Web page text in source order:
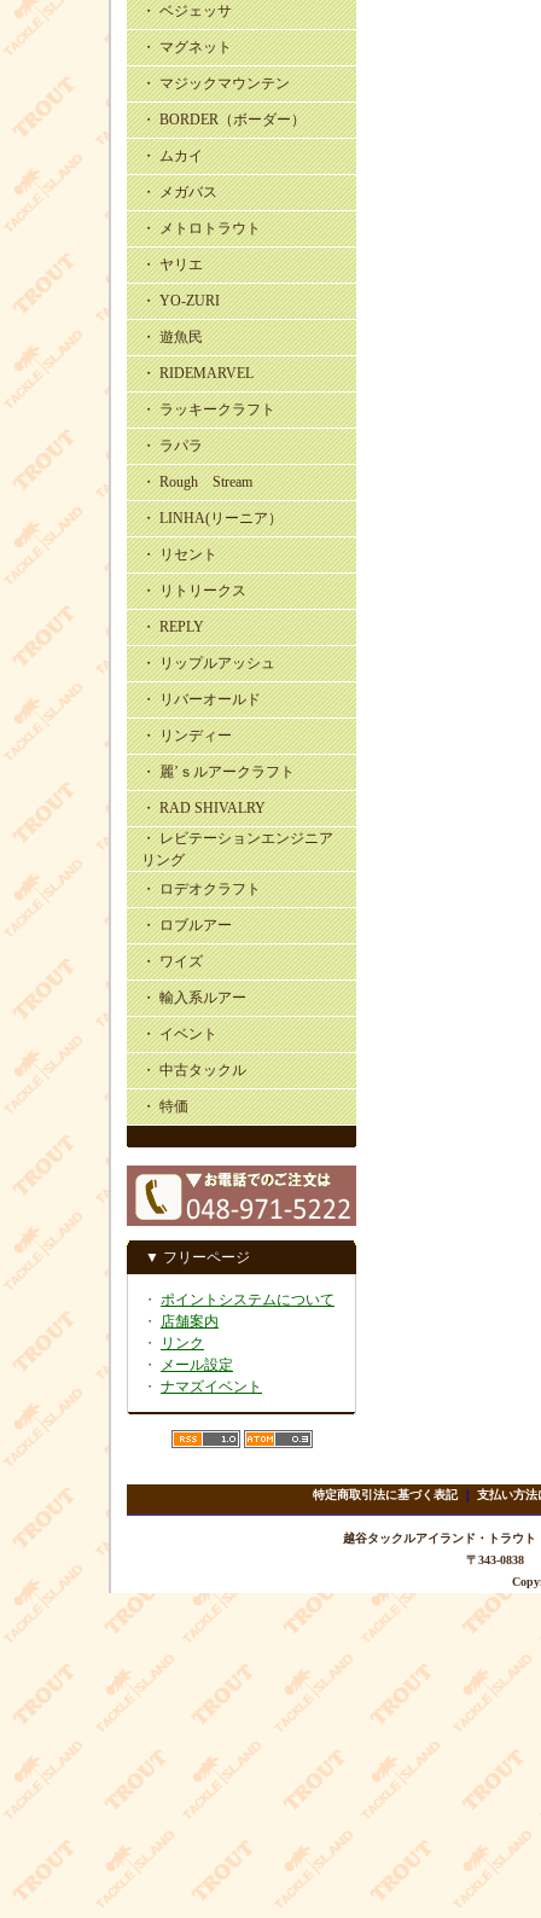
・ ベジェッサ
・ マグネット
・ マジックマウンテン
・ BORDER（ボーダー）
・ ムカイ
・ メガバス
・ メトロトラウト
・ ヤリエ
・ YO-ZURI
・ 遊魚民
・ RIDEMARVEL
・ ラッキークラフト
・ ラパラ
・ Rough Stream
・ LINHA(リーニア）
・ リセント
・ リトリークス
・ REPLY
・ リップルアッシュ
・ リバーオールド
・ リンディー
・ 麗’ｓルアークラフト
・ RAD SHIVALRY
・ レビテーションエンジニア
リング
・ ロデオクラフト
・ ロブルアー
・ ワイズ
・ 輸入系ルアー
・ イベント
・ 中古タックル
・ 特価
▼ フリーページ
・ ポイントシステムについて
・ 店舗案内
・
リンク
・
メール設定
・ ナマズイベント
特定商取引法に基づく表記｜ 支払い方法
越谷タックルアイランド・トラ
〒343-0838